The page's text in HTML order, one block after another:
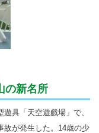
の新名所
具「天空遊戲場」で、
故が発生した。14歳の少